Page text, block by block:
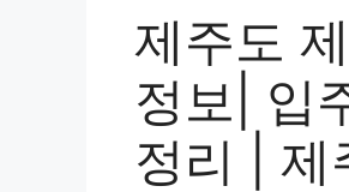
제주도
정보| 입
정리 | 제